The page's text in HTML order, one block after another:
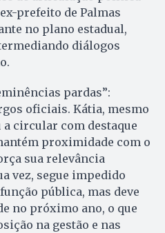
prefeito de Palmas
no plano estadual,
diálogos
pardas”:
oficiais. Kátia, mesmo
circular com destaque
proximidade com o
sua relevância
vez, segue impedido
pública, mas deve
no próximo ano, o que
na gestão e nas